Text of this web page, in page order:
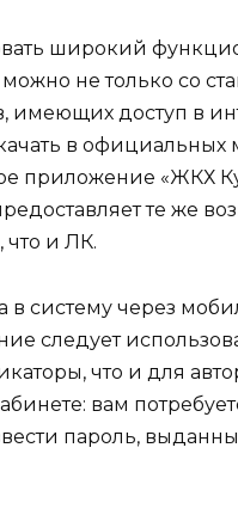
широкий
можно не только со
имеющих доступ в
в официальных
приложение «ЖКХ
те же
что и ЛК.
в систему через
следует
что и для
вам
пароль,